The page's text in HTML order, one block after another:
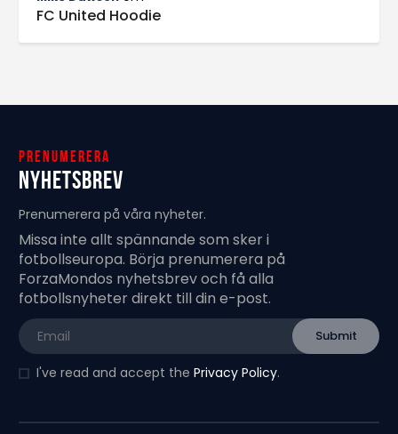
FC United Hoodie
Prenumerera
Nyhetsbrev
Prenumerera på våra nyheter.
Missa inte allt spännande som sker i
fotbollseuropa. Börja prenumerera på
ForzaMondos nyhetsbrev och få alla
fotbollsnyheter direkt till din e-post.
I've read and accept the Privacy Policy.